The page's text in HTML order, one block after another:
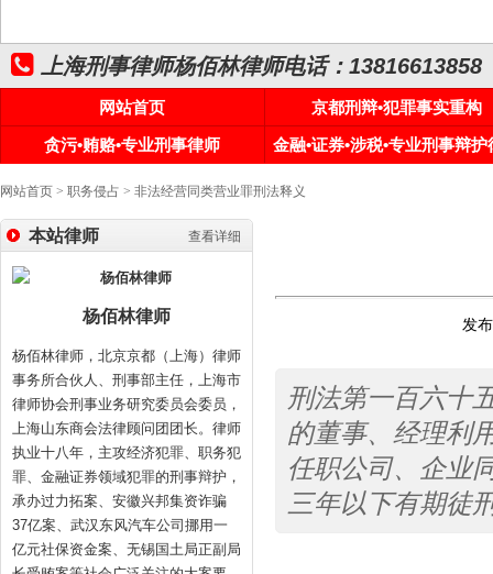
上海刑事律师杨佰林律师电话：13816613858
网站首页
京都刑辩•犯罪事实重构
贪污•贿赂•专业刑事律师
金融•证券•涉税•专业刑事辩护
网站首页 > 职务侵占 > 非法经营同类营业罪刑法释义
查看详细
本站律师
杨佰林律师
杨佰林律师，北京京都（上海）律师
事务所合伙人、刑事部主任，上海市
律师协会刑事业务研究委员会委员，
上海山东商会法律顾问团团长。律师
执业十八年，主攻经济犯罪、职务犯
罪、金融证券领域犯罪的刑事辩护，
承办过力拓案、安徽兴邦集资诈骗
37亿案、武汉东风汽车公司挪用一
亿元社保资金案、无锡国土局正副局
发
刑法第一百六十
的董事、经理利
任职公司、企业
三年以下有期徒